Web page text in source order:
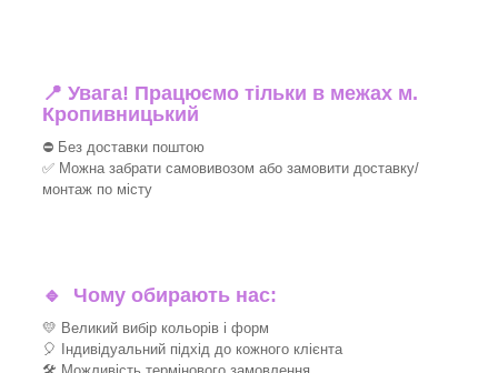
📍 Увага! Працюємо тільки в межах м.
Кропивницький
⛔ Без доставки поштою
✅ Можна забрати самовивозом або замовити доставку/
монтаж по місту
🔹 Чому обирають нас:
💛 Великий вибір кольорів і форм
🎈 Індивідуальний підхід до кожного клієнта